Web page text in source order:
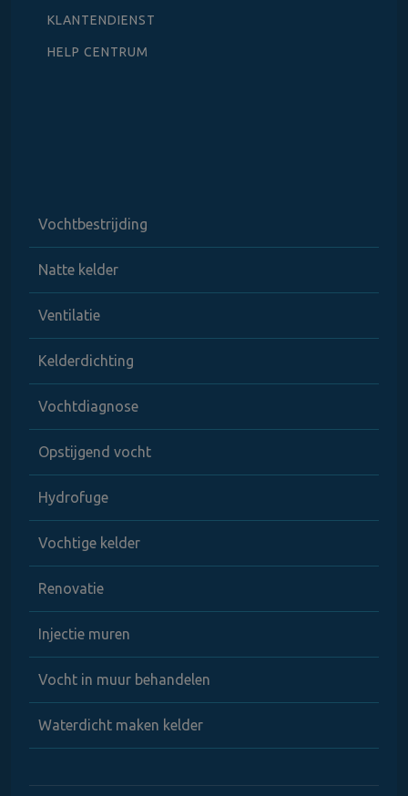
KLANTENDIENST
HELP CENTRUM
Vochtbestrijding
Natte kelder
Ventilatie
Kelderdichting
Vochtdiagnose
Opstijgend vocht
Hydrofuge
Vochtige kelder
Renovatie
Injectie muren
Vocht in muur behandelen
Waterdicht maken kelder